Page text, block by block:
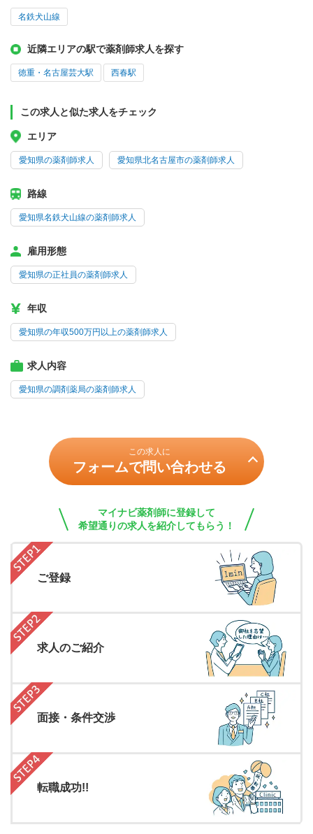
名鉄犬山線
近隣エリアの駅で薬剤師求人を探す
徳重・名古屋芸大駅 西春駅
この求人と似た求人をチェック
エリア
愛知県の薬剤師求人 愛知県北名古屋市の薬剤師求人
路線
愛知県名鉄犬山線の薬剤師求人
雇用形態
愛知県の正社員の薬剤師求人
年収
愛知県の年収500万円以上の薬剤師求人
求人内容
愛知県の調剤薬局の薬剤師求人
この求人に
フォームで問い合わせる
マイナビ薬剤師に登録して
希望通りの求人を紹介してもらう！
ご登録
求人のご紹介
面接・条件交渉
転職成功!!